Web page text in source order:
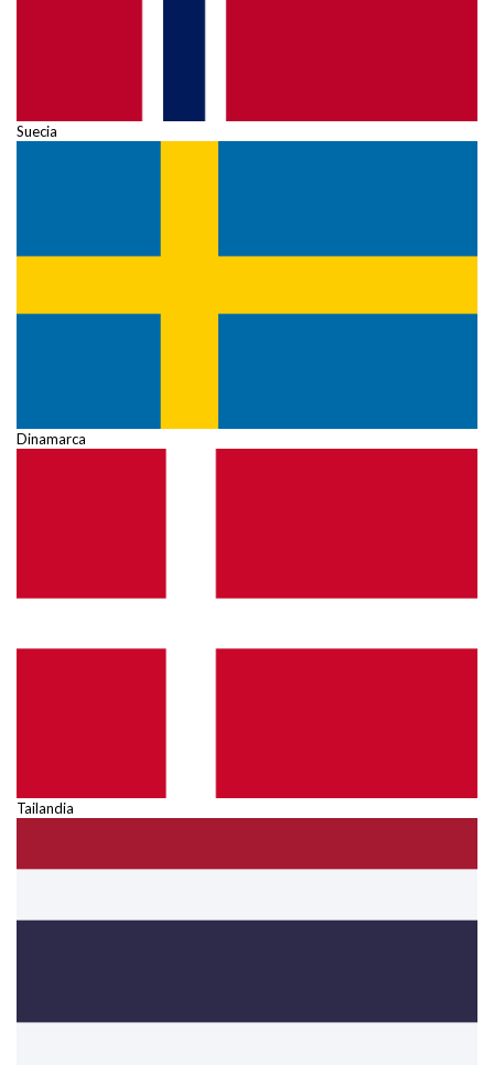
Suecia
Dinamarca
Tailandia